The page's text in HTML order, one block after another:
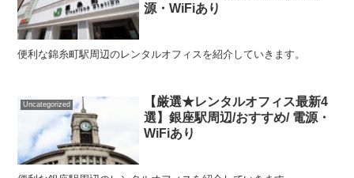
源・WiFiあり
便利な錦糸町駅周辺のレンタルオフィスを紹介していきます。
Uncategorized
【厳選★レンタルオフィス最新4
選】銀座駅周辺/おすすめ/ 電源・
WiFiあり